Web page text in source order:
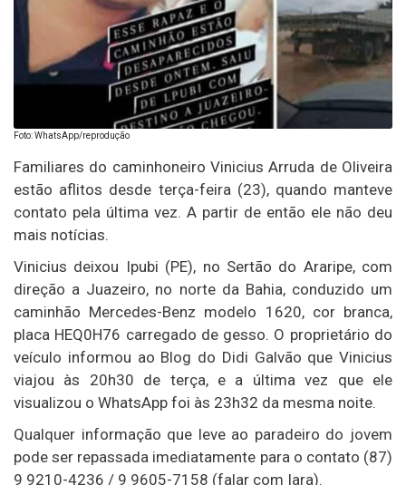
Foto: WhatsApp/reprodução
Familiares do caminhoneiro Vinicius Arruda de Oliveira
estão aflitos desde terça-feira (23), quando manteve
contato pela última vez. A partir de então ele não deu
mais notícias.
Vinicius deixou Ipubi (PE), no Sertão do Araripe, com
direção a Juazeiro, no norte da Bahia, conduzido um
caminhão Mercedes-Benz modelo 1620, cor branca,
placa HEQ0H76 carregado de gesso. O proprietário do
veículo informou ao Blog do Didi Galvão que Vinicius
viajou às 20h30 de terça, e a última vez que ele
visualizou o WhatsApp foi às 23h32 da mesma noite.
Qualquer informação que leve ao paradeiro do jovem
pode ser repassada imediatamente para o contato (87)
9 9210-4236 / 9 9605-7158 (falar com Iara).